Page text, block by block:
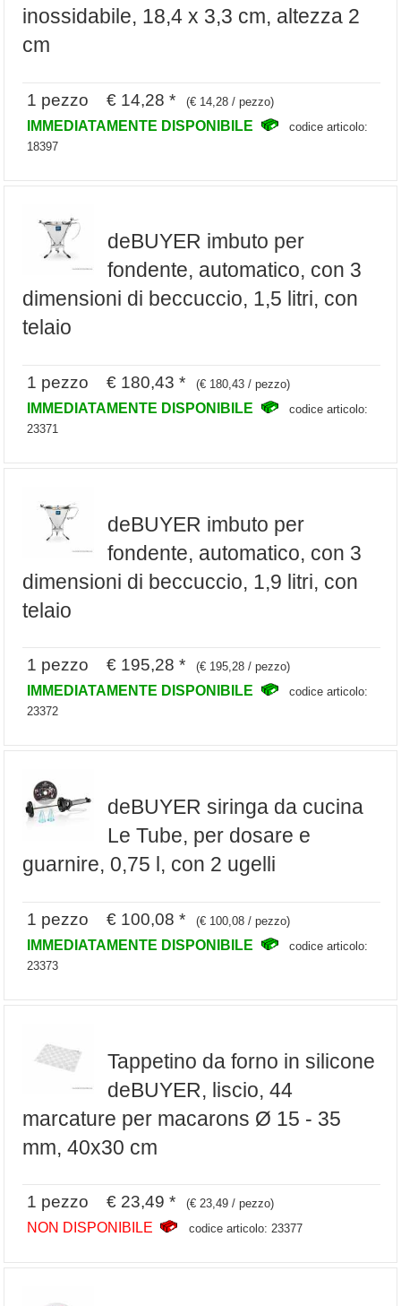
inossidabile, 18,4 x 3,3 cm, altezza 2
cm
1 pezzo € 14,28 * (€ 14,28 / pezzo)
IMMEDIATAMENTE DISPONIBILE
codice articolo:
18397
deBUYER imbuto per
fondente, automatico, con 3
dimensioni di beccuccio, 1,5 litri, con
telaio
1 pezzo € 180,43 * (€ 180,43 / pezzo)
IMMEDIATAMENTE DISPONIBILE
codice articolo:
23371
deBUYER imbuto per
fondente, automatico, con 3
dimensioni di beccuccio, 1,9 litri, con
telaio
1 pezzo € 195,28 * (€ 195,28 / pezzo)
IMMEDIATAMENTE DISPONIBILE
codice articolo:
23372
deBUYER siringa da cucina
Le Tube, per dosare e
guarnire, 0,75 l, con 2 ugelli
1 pezzo € 100,08 * (€ 100,08 / pezzo)
IMMEDIATAMENTE DISPONIBILE
codice articolo:
23373
Tappetino da forno in silicone
deBUYER, liscio, 44
marcature per macarons Ø 15 - 35
mm, 40x30 cm
1 pezzo € 23,49 * (€ 23,49 / pezzo)
NON DISPONIBILE codice articolo: 23377